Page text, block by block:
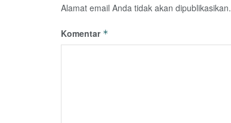
Alamat email Anda tidak akan dipublikasikan.
Komentar *